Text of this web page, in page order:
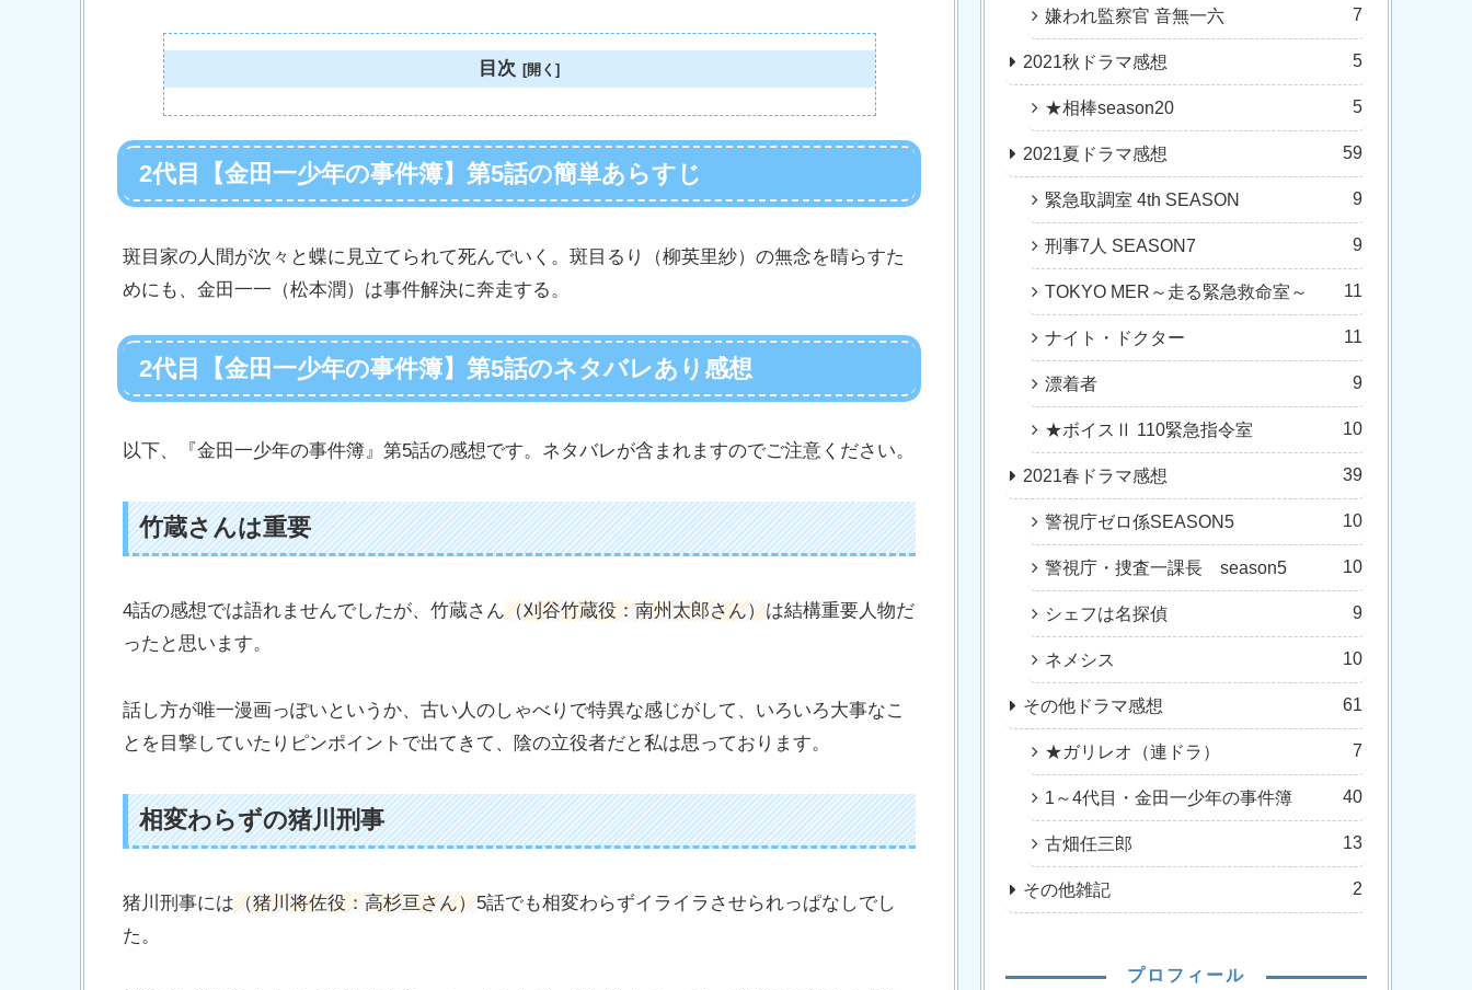
目次
2代目【金田一少年の事件簿】第5話の簡単あらすじ
斑目家の人間が次々と蝶に見立てられて死んでいく。斑目るり（柳英里紗）の無念を晴らすた
めにも、金田一一（松本潤）は事件解決に奔走する。
2代目【金田一少年の事件簿】第5話のネタバレあり感想
以下、『金田一少年の事件簿』第5話の感想です。ネタバレが含まれますのでご注意ください。
竹蔵さんは重要
4話の感想では語れませんでしたが、竹蔵さん（刈谷竹蔵役：南州太郎さん）は結構重要人物だ
ったと思います。
話し方が唯一漫画っぽいというか、古い人のしゃべりで特異な感じがして、いろいろ大事なこ
とを目撃していたりピンポイントで出てきて、陰の立役者だと私は思っております。
相変わらずの猪川刑事
猪川刑事には（猪川将佐役：高杉亘さん）5話でも相変わらずイライラさせられっぱなしでし
た。
嫌われ監察官 音無一六 7
2021秋ドラマ感想 5
★相棒season20 5
2021夏ドラマ感想 59
緊急取調室 4th SEASON 9
刑事7人 SEASON7 9
TOKYO MER～走る緊急救命室～ 11
ナイト・ドクター 11
漂着者 9
★ボイスⅡ 110緊急指令室 10
2021春ドラマ感想 39
警視庁ゼロ係SEASON5 10
警視庁・捜査一課長 season5 10
シェフは名探偵 9
ネメシス 10
その他ドラマ感想 61
★ガリレオ（連ドラ） 7
1～4代目・金田一少年の事件簿 40
古畑任三郎 13
その他雑記 2
プロフィール